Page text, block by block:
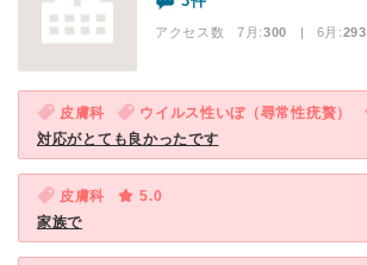
アクセス数 7月:300 | 6月:293
皮膚科 ウイルス性いぼ（尋常性疣贅）
対応がとても良かったです
皮膚科
5.0
家族で